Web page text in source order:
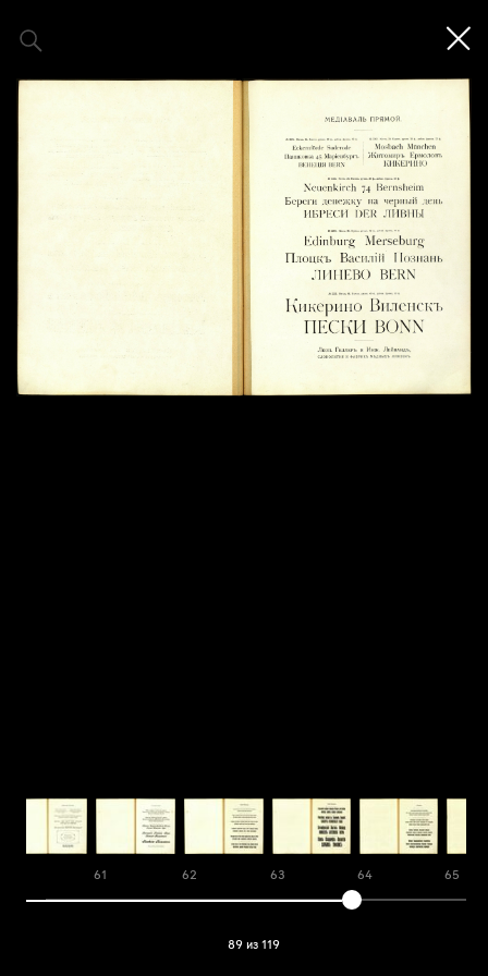
61 62 63 64 65
89 из 119